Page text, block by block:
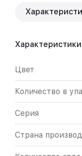
Цвет
Количество в
Серия
Страна